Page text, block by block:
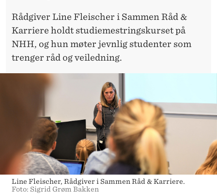
Rådgiver Line Fleischer i Sammen Råd &
Karriere holdt studiemestringskurset på
NHH, og hun møter jevnlig studenter som
trenger råd og veiledning.
Line Fleischer, Rådgiver i Sammen Råd & Karriere.
Foto: Sigrid Grøm Bakken